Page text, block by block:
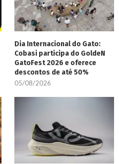
Dia Internacional do Gato:
Cobasi participa do GoldeN
GatoFest 2026 e oferece
descontos de até 50%
05/08/2026